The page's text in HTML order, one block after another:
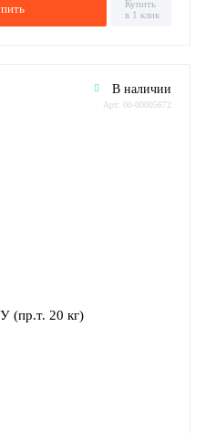
Купить
в 1 клик
В наличии
Арт: 00-00005672
(пр.т. 20 кг)